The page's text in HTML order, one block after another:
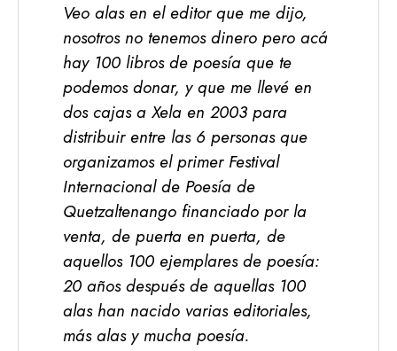
Veo alas en el editor que me dijo,
nosotros no tenemos dinero pero acá
hay 100 libros de poesía que te
podemos donar, y que me llevé en
dos cajas a Xela en 2003 para
distribuir entre las 6 personas que
organizamos el primer Festival
Internacional de Poesía de
Quetzaltenango financiado por la
venta, de puerta en puerta, de
aquellos 100 ejemplares de poesía:
20 años después de aquellas 100
alas han nacido varias editoriales,
más alas y mucha poesía.